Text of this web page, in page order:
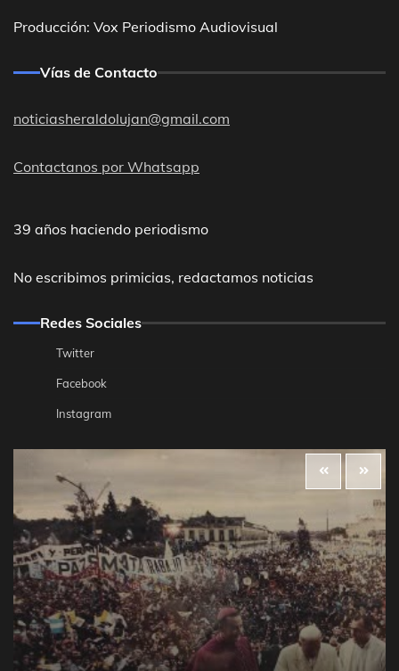
Producción: Vox Periodismo Audiovisual
Vías de Contacto
noticiasheraldolujan@gmail.com
Contactanos por Whatsapp
39 años haciendo periodismo
No escribimos primicias, redactamos noticias
Redes Sociales
Twitter
Facebook
Instagram